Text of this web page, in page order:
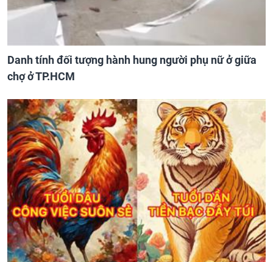
Danh tính đối tượng hành hung người phụ nữ ở giữa
chợ ở TP.HCM